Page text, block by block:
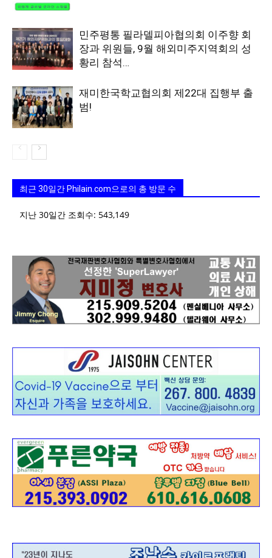
민주평통 필라델피아협의회 이주향 회
장과 위원들, 9월 해외미주지역회의 성
황리 참석…
재미한국학교협의회 제22대 집행부 출
범!
최근 30일간 Philain.com으로의 총 방문 수
지난 30일간 조회수: 543,149